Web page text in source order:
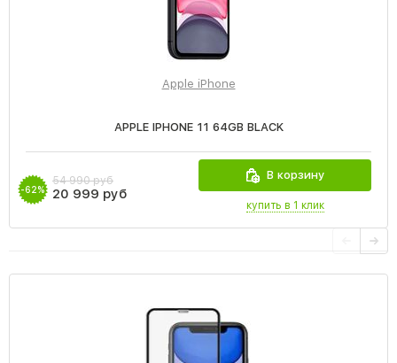
Apple iPhone
APPLE IPHONE 11 64GB BLACK
-62%
54 990 руб
20 999 руб
В корзину
купить в 1 клик